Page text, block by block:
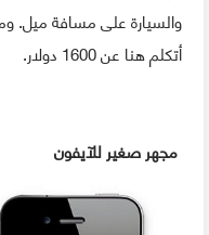
والسيارة على مسافة ميل.
أتكلم هنا عن 1600 دولار.
مجهر صغير للآيفون